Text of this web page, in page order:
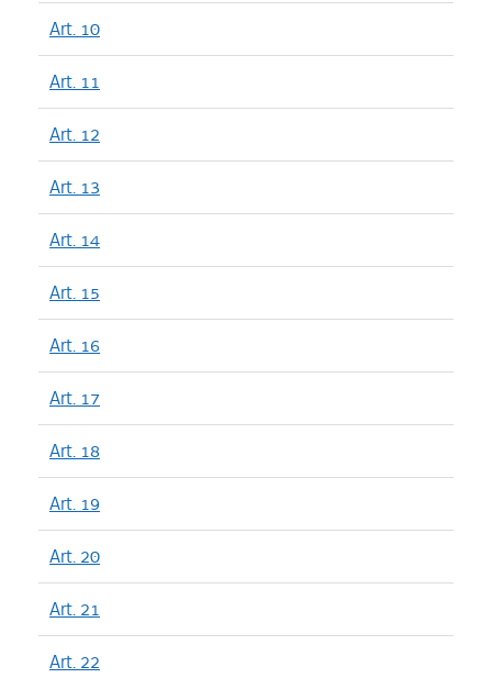
Art. 10
Art. 11
Art. 12
Art. 13
Art. 14
Art. 15
Art. 16
Art. 17
Art. 18
Art. 19
Art. 20
Art. 21
Art. 22